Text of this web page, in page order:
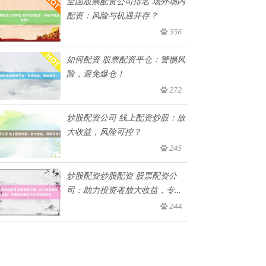
配资：风险与机遇并存？
356
如何配资 股票配资平仓：警惕风
险，避免爆仓！
272
炒股配资公司 线上配资炒股：放
大收益，风险可控？
245
炒股配资炒股配资 股票配资公
司：助力投资者放大收益，专业
244